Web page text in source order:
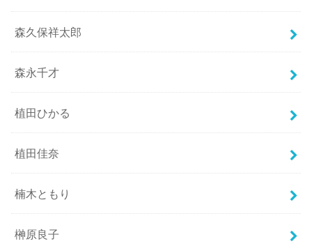
森久保祥太郎
森永千才
植田ひかる
植田佳奈
楠木ともり
榊原良子